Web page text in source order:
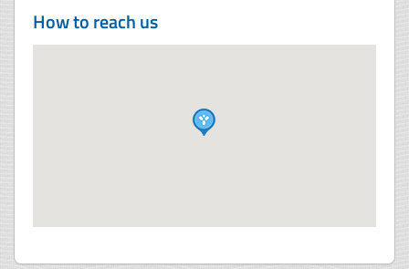
How to reach us